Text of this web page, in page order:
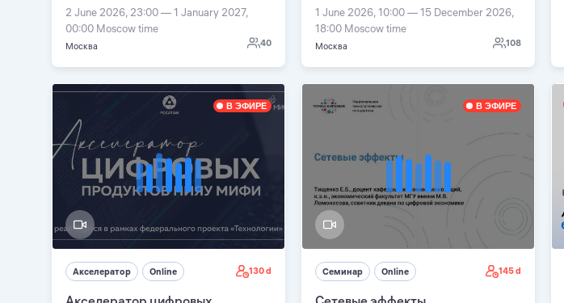
2 June 2026, 23:00 — 1 January 2027,
00:00 Moscow time
Москва 40
1 June 2026, 10:00 — 15 December 2026,
18:00 Moscow time
Москва 108
В ЭФИРЕ
Акселератор Online 130 d
В ЭФИРЕ
Семинар Online 145 d